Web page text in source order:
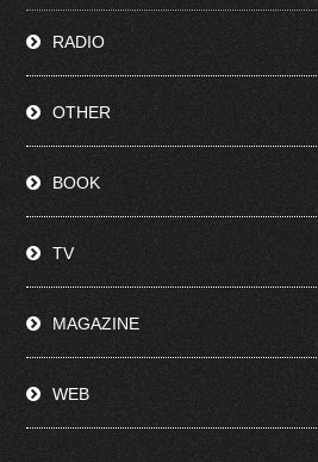
RADIO
OTHER
BOOK
TV
MAGAZINE
WEB